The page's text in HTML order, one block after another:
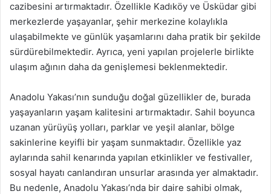
cazibesini artırmaktadır. Özellikle Kadıköy ve Üsküdar gibi
merkezlerde yaşayanlar, şehir merkezine kolaylıkla
ulaşabilmekte ve günlük yaşamlarını daha pratik bir şekilde
sürdürebilmektedir. Ayrıca, yeni yapılan projelerle birlikte
ulaşım ağının daha da genişlemesi beklenmektedir.
Anadolu Yakası’nın sunduğu doğal güzellikler de, burada
yaşayanların yaşam kalitesini artırmaktadır. Sahil boyunca
uzanan yürüyüş yolları, parklar ve yeşil alanlar, bölge
sakinlerine keyifli bir yaşam sunmaktadır. Özellikle yaz
aylarında sahil kenarında yapılan etkinlikler ve festivaller,
sosyal hayatı canlandıran unsurlar arasında yer almaktadır.
Bu nedenle, Anadolu Yakası’nda bir daire sahibi olmak,